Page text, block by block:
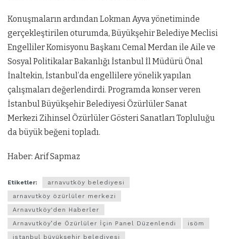
Konuşmaların ardından Lokman Ayva yönetiminde
gerçekleştirilen oturumda, Büyükşehir Belediye Meclisi
Engelliler Komisyonu Başkanı Cemal Merdan ile Aile ve
Sosyal Politikalar Bakanlığı İstanbul İl Müdürü Önal
İnaltekin, İstanbul’da engellilere yönelik yapılan
çalışmaları değerlendirdi. Programda konser veren
İstanbul Büyükşehir Belediyesi Özürlüler Sanat
Merkezi Zihinsel Özürlüler Gösteri Sanatları Topluluğu
da büyük beğeni topladı.
Haber: Arif Sapmaz
Etiketler:
arnavutköy belediyesi
arnavutköy özürlüler merkezi
Arnavutköy'den Haberler
Arnavutköy’de Özürlüler İçin Panel Düzenlendi
isöm
istanbul büyükşehir belediyesi